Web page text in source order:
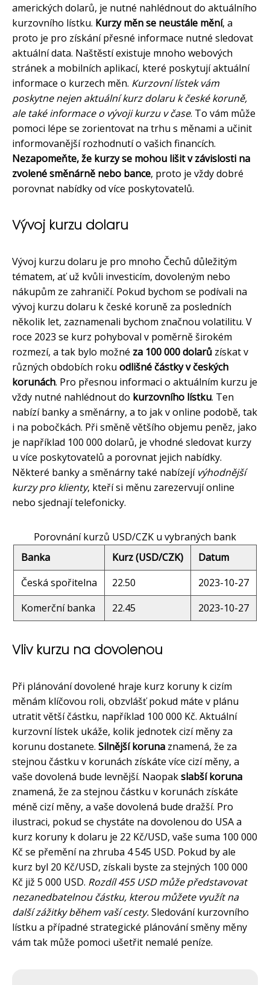
amerických dolarů, je nutné nahlédnout do aktuálního
kurzovního lístku. Kurzy měn se neustále mění, a
proto je pro získání přesné informace nutné sledovat
aktuální data. Naštěstí existuje mnoho webových
stránek a mobilních aplikací, které poskytují aktuální
informace o kurzech měn. Kurzovní lístek vám
poskytne nejen aktuální kurz dolaru k české koruně,
ale také informace o vývoji kurzu v čase. To vám může
pomoci lépe se zorientovat na trhu s měnami a učinit
informovanější rozhodnutí o vašich financích.
Nezapomeňte, že kurzy se mohou lišit v závislosti na
zvolené směnárně nebo bance, proto je vždy dobré
porovnat nabídky od více poskytovatelů.
Vývoj kurzu dolaru
Vývoj kurzu dolaru je pro mnoho Čechů důležitým
tématem, ať už kvůli investicím, dovoleným nebo
nákupům ze zahraničí. Pokud bychom se podívali na
vývoj kurzu dolaru k české koruně za posledních
několik let, zaznamenali bychom značnou volatilitu. V
roce 2023 se kurz pohyboval v poměrně širokém
rozmezí, a tak bylo možné za 100 000 dolarů získat v
různých obdobích roku odlišné částky v českých
korunách. Pro přesnou informaci o aktuálním kurzu je
vždy nutné nahlédnout do kurzovního lístku. Ten
nabízí banky a směnárny, a to jak v online podobě, tak
i na pobočkách. Při směně většího objemu peněz, jako
je například 100 000 dolarů, je vhodné sledovat kurzy
u více poskytovatelů a porovnat jejich nabídky.
Některé banky a směnárny také nabízejí výhodnější
kurzy pro klienty, kteří si měnu zarezervují online
nebo sjednají telefonicky.
Porovnání kurzů USD/CZK u vybraných bank
Banka
Kurz (USD/CZK)
Datum
Česká spořitelna
22.50
2023-10-27
Komerční banka
22.45 2023-10-27
Vliv kurzu na dovolenou
Při plánování dovolené hraje kurz koruny k cizím
měnám klíčovou roli, obzvlášť pokud máte v plánu
utratit větší částku, například 100 000 Kč. Aktuální
kurzovní lístek ukáže, kolik jednotek cizí měny za
korunu dostanete. Silnější koruna znamená, že za
stejnou částku v korunách získáte více cizí měny, a
vaše dovolená bude levnější. Naopakslabší koruna
znamená, že za stejnou částku v korunách získáte
méně cizí měny, a vaše dovolená bude dražší. Pro
ilustraci, pokud se chystáte na dovolenou do USA a
kurz koruny k dolaru je 22 Kč/USD, vaše suma 100 000
Kč se přemění na zhruba 4 545 USD. Pokud by ale
kurz byl 20 Kč/USD, získali byste za stejných 100 000
Kč již 5 000 USD. Rozdíl 455 USD může představovat
nezanedbatelnou částku, kterou můžete využít na
další zážitky během vaší cesty.Sledování kurzovního
lístku a případné strategické plánování směny měny
vám tak může pomoci ušetřit nemalé peníze.